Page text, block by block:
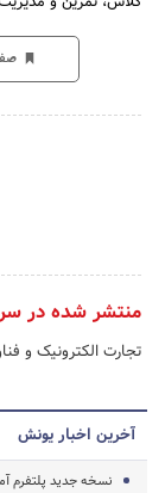
منتشر شده در
تجارت الکترونیک و
آخرین اخبار یونش
نسخه جدید پلتفرم